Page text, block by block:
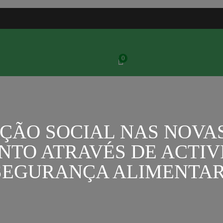
0
SOCIAL NAS
ATRAVÉS DE